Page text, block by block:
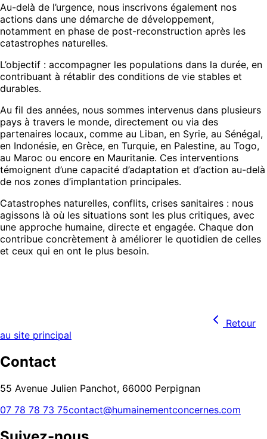
Au-delà de l’urgence, nous inscrivons également nos
actions dans une démarche de développement,
notamment en phase de post-reconstruction après les
catastrophes naturelles.
L’objectif : accompagner les populations dans la durée, en
contribuant à rétablir des conditions de vie stables et
durables.
Au fil des années, nous sommes intervenus dans plusieurs
pays à travers le monde, directement ou via des
partenaires locaux, comme au Liban, en Syrie, au Sénégal,
en Indonésie, en Grèce, en Turquie, en Palestine, au Togo,
au Maroc ou encore en Mauritanie. Ces interventions
témoignent d’une capacité d’adaptation et d’action au-delà
de nos zones d’implantation principales.
Catastrophes naturelles, conflits, crises sanitaires : nous
agissons là où les situations sont les plus critiques, avec
une approche humaine, directe et engagée. Chaque don
contribue concrètement à améliorer le quotidien de celles
et ceux qui en ont le plus besoin.
Retour
au site principal
Contact
55 Avenue Julien Panchot, 66000 Perpignan
07 78 78 73 75contact@humainementconcernes.com